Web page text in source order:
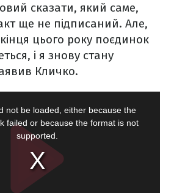
сказати, який саме,
ще не підписаний. Але,
цього року поєдинок
і я знову стану
Кличко.